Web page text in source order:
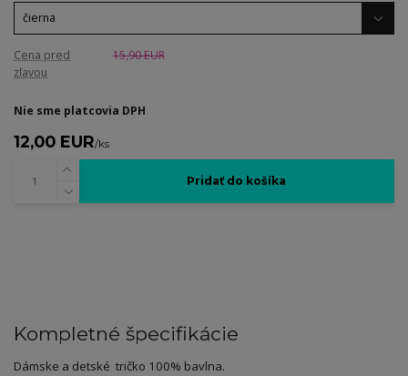
Cena pred
zľavou
15,90 EUR
Nie sme platcovia DPH
12,00 EUR/ks
Pridať do košíka
Kompletné špecifikácie
Dámske a detské tričko 100% bavlna.